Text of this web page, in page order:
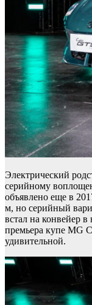
Электрический
серийному
объявлено еще в
м, но серийный
встал на конвейер
премьера купе MG
удивительной.